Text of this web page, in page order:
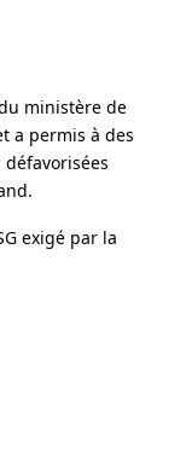
ministère de
a permis à des
exigé par la